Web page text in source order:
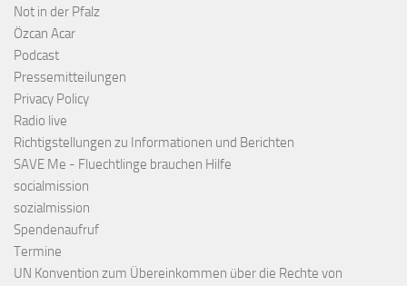
Not in der Pfalz
Özcan Acar
Podcast
Pressemitteilungen
Privacy Policy
Radio live
Richtigstellungen zu Informationen und Berichten
SAVE Me - Fluechtlinge brauchen Hilfe
socialmission
sozialmission
Spendenaufruf
Termine
UN Konvention zum Übereinkommen über die Rechte von